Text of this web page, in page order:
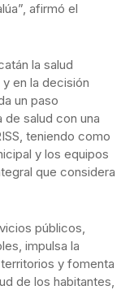
afirmó el
la salud
en la decisión
un paso
salud con una
teniendo como
y los equipos
que considera
públicos,
impulsa la
y fomenta
de los habitantes,